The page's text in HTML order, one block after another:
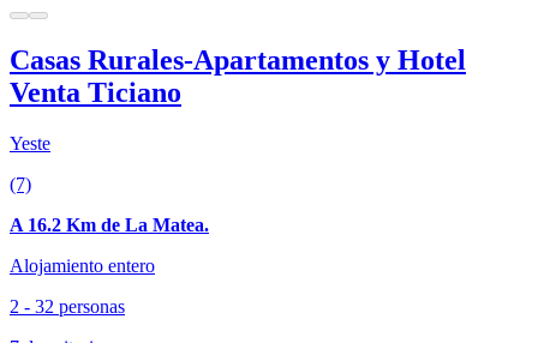
Casas Rurales-Apartamentos y Hotel
Venta Ticiano
Yeste
(7)
A 16.2 Km de La Matea.
Alojamiento entero
2 - 32 personas